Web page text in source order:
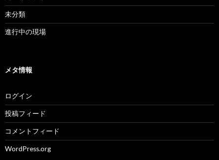
未分類
進行中の現場
メタ情報
ログイン
投稿フィード
コメントフィード
WordPress.org